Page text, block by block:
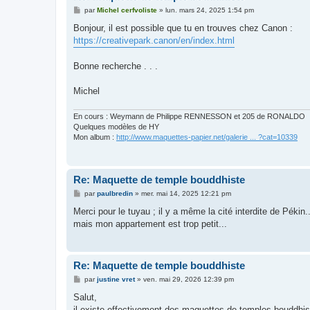
M
s
a
parMichel cerfvoliste» lun. mars 24, 2025 1:54 pm
Bonjour, il est possible que tu en trouves chez Canon :
https://creativepark.canon/en/index.html
Bonne recherche . . .
Michel
En cours : Weymann de Philippe RENNESSON et 205 de RONALDO
Quelques modèles de HY
Mon album : http://www.maquettes-papier.net/galerie ... ?cat=10339
Re: Maquette de temple bouddhiste
M
s
a
parpaulbredin» mer. mai 14, 2025 12:21 pm
Merci pour le tuyau ; il y a même la cité interdite de Pékin...
mais mon appartement est trop petit...
Re: Maquette de temple bouddhiste
M
s
parjustine vret» ven. mai 29, 2026 12:39 pm
Salut,